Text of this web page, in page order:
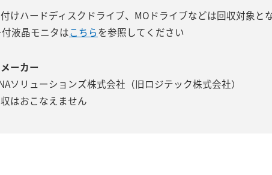
けハードディスクドライブ、MOドライブなどは回収対象と
液晶モニタはこちらを参照してください
ーカー
ソリューションズ株式会社（旧ロジテック株式会社）
はおこなえません